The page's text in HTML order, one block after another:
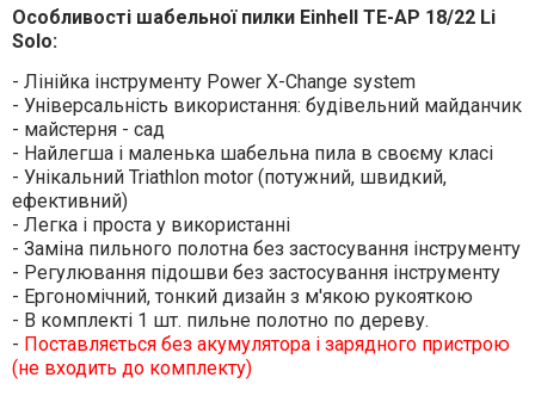
Особливості шабельної пилки Einhell TE-AP 18/22 Li
Solo:
- Лінійка інструменту Power X-Change system
- Універсальність використання: будівельний майданчик
- майстерня - сад
- Найлегша і маленька шабельна пила в своєму класі
- Унікальний Triathlon motor (потужний, швидкий,
ефективний)
- Легка і проста у використанні
- Заміна пильного полотна без застосування інструменту
- Регулювання підошви без застосування інструменту
- Ергономічний, тонкий дизайн з м'якою рукояткою
- В комплекті 1 шт. пильне полотно по дереву.
- Поставляється без акумулятора і зарядного пристрою
(не входить до комплекту)